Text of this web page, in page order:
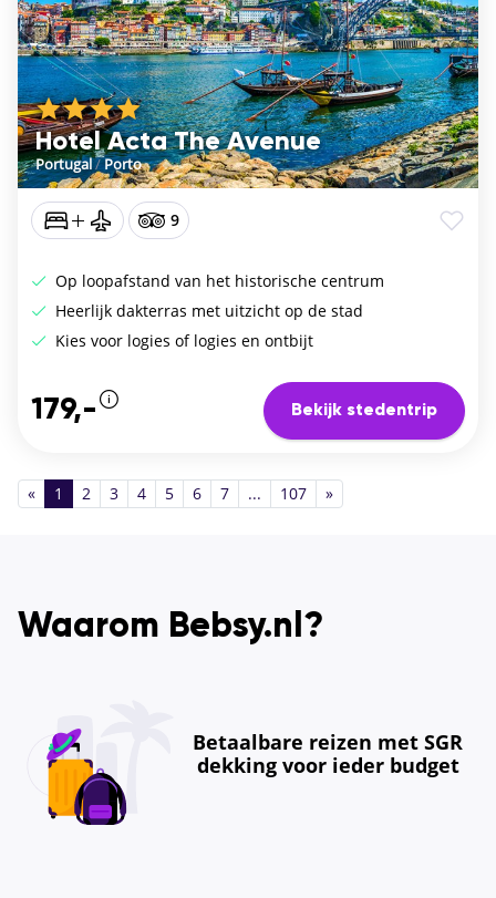
Hotel Acta The Avenue
Portugal/Porto
9
Op loopafstand van het historische centrum
Heerlijk dakterras met uitzicht op de stad
Kies voor logies of logies en ontbijt
179,- Bekijk stedentrip
« 1 2 3 4 5 6 7 ... 107 »
Waarom Bebsy.nl?
Betaalbare reizen met SGR
dekking voor ieder budget